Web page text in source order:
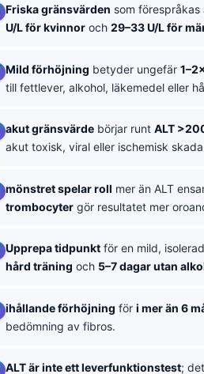
Friska gränsvärden som
U/L för kvinnor och 29–33 U/L för
Mild förhöjning betyder ungefär
till fettlever, alkohol, läkemedel eller
akut gränsvärde börjar runt ALT
akut toxisk, viral eller ischemisk
mönstret spelar roll mer än ALT
trombocyter gör resultatet mer
Upprepa tidpunkt för en mild,
hård träning och 5–7 dagar utan
ihållande förhöjning för i mer än 6
bedömning av fibros.
ALT är inte ett leverfunktionstest;